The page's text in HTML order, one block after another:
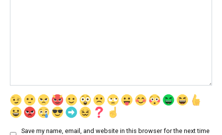
Save my name, email, and website in this browser for the next time